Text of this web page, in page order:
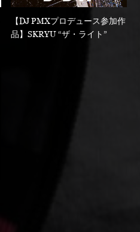
【DJ PMXプロデュース参加作
品】SKRYU “ザ・ライト”